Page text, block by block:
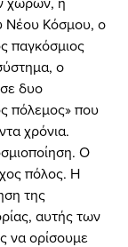
χωρών, η
Νέου Κόσμου, ο
παγκόσμιος
ο
δυο
πόλεμος» που
χρόνια.
πόλος. Η
της
αυτής των
να ορίσουμε